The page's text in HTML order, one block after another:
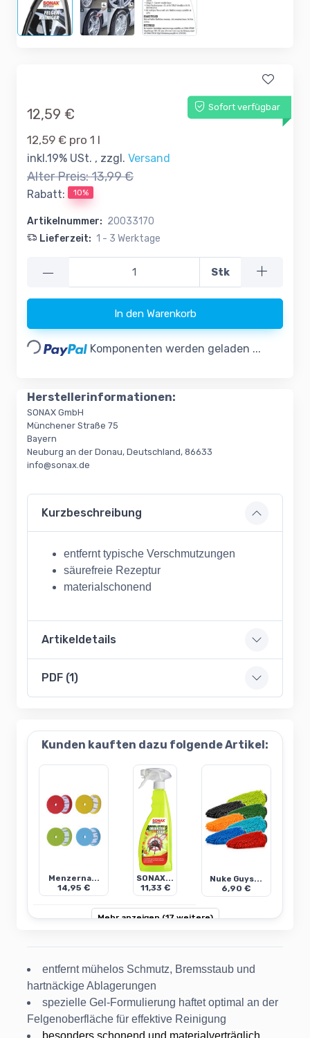
Sofort verfügbar
12,59 €
12,59 € pro 1 l
inkl.19% USt. , zzgl. Versand
Alter Preis:13,99 €
Rabatt: 10%
Artikelnummer: 20033170
Lieferzeit: 1 - 3 Werktage
— Stk
In den Warenkorb
Loading... Komponenten werden geladen ...
Herstellerinformationen:
SONAX GmbH
Münchener Straße 75
Bayern
Neuburg an der Donau, Deutschland, 86633
info@sonax.de
Kurzbeschreibung
entfernt typische Verschmutzungen
säurefreie Rezeptur
materialschonend
Artikeldetails
PDF (1)
Kunden kauften dazu folgende Artikel:
Menzerna...
14,95 €
SONAX...
11,33 €
Nuke Guys...
6,90 €
Mehr anzeigen (17 weitere)
entfernt mühelos Schmutz, Bremsstaub und
hartnäckige Ablagerungen
spezielle Gel-Formulierung haftet optimal an der
Felgenoberfläche für effektive Reinigung